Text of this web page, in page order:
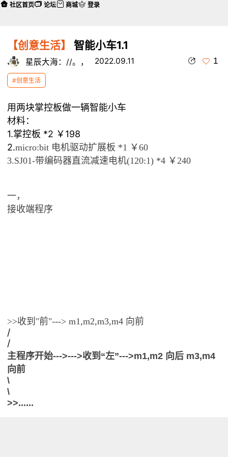
【创意生活】 智能小车1.1
星辰大海：//。， 2022.09.11 1
#创意生活
用两块掌控板做一辆智能小车
材料：
1.掌控板 *2 ￥198
2.micro:bit 电机驱动扩展板 *1 ￥60
3.SJ01-带编码器直流减速电机(120:1) *4 ￥240
一，
接收端程序
>>收到"前"---> m1,m2,m3,m4 向前
/
/
主程序开始--->--->收到“左”--->m1,m2 向后 m3,m4
向前
\
\
>>......
社区首页 论坛 商城 登录